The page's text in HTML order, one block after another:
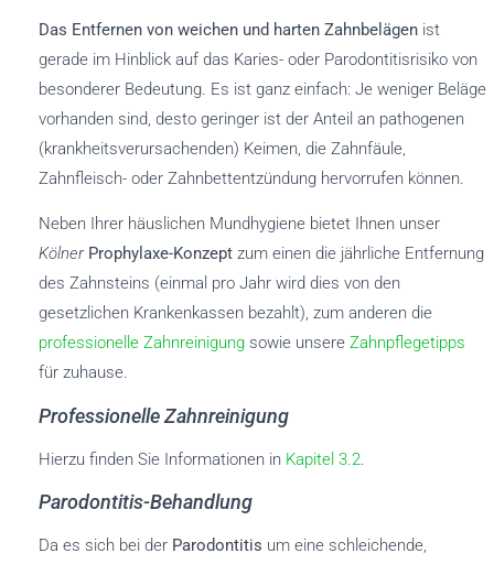
Das Entfernen von weichen und harten Zahnbelägen ist
gerade im Hinblick auf das Karies- oder Parodontitisrisiko von
besonderer Bedeutung. Es ist ganz einfach: Je weniger Beläge
vorhanden sind, desto geringer ist der Anteil an pathogenen
(krankheitsverursachenden) Keimen, die Zahnfäule,
Zahnfleisch- oder Zahnbettentzündung hervorrufen können.
Neben Ihrer häuslichen Mundhygiene bietet Ihnen unser
Kölner Prophylaxe-Konzept zum einen die jährliche Entfernung
des Zahnsteins (einmal pro Jahr wird dies von den
gesetzlichen Krankenkassen bezahlt), zum anderen die
professionelle Zahnreinigung sowie unsere Zahnpflegetipps
für zuhause.
Professionelle Zahnreinigung
Hierzu finden Sie Informationen in Kapitel 3.2.
Parodontitis-Behandlung
Da es sich bei der Parodontitis um eine schleichende,